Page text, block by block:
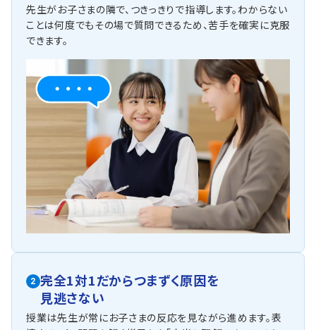
先生がお子さまの隣で、つきっきりで指導します。わからない
ことは何度でもその場で質問できるため、苦手を確実に克服
できます。
2 完全1対1だからつまずく原因を
見逃さない
授業は先生が常にお子さまの反応を見ながら進めます。表